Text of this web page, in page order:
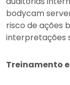
bodycam
risco de ações
interpretações
Treinamento